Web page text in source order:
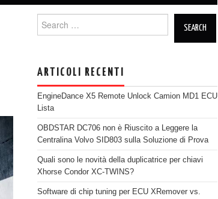
Search for:
ARTICOLI RECENTI
EngineDance X5 Remote Unlock Camion MD1 ECU
Lista
OBDSTAR DC706 non è Riuscito a Leggere la
Centralina Volvo SID803 sulla Soluzione di Prova
Quali sono le novità della duplicatrice per chiavi
Xhorse Condor XC-TWINS?
Software di chip tuning per ECU XRemover vs.